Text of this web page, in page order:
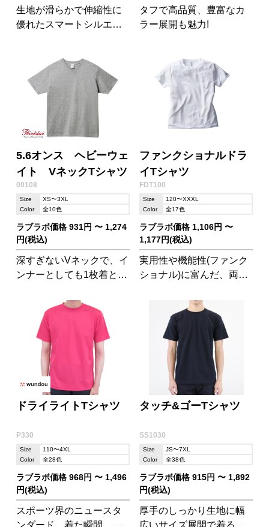
生地が滑らかで伸縮性に
優れたスマートシルエッ
タフで高品質、豊富なカ
ラー展開も魅力!
5.6オンス ヘビーウェ
イト VネックTシャツ
00108
Size
XS〜3XL
Color
全10色
ラブラボ価格 931円 〜 1,274
円(税込)
深すぎないVネックで、イ
ンナーとしても1枚着とし
厚すぎず薄すぎない生地
感も魅力です。
ファンクショナルドラ
イTシャツ
FDT100
Size
120〜XXXL
Color
全17色
ラブラボ価格 1,106円 〜
1,177円(税込)
実用性や機能性(ファンク
ショナル)に富んだ、両面
ドライライトTシャツ
P330
Size
110〜4XL
Color
全28色
ラブラボ価格 968円 〜 1,496
円(税込)
スポーツ界のニュースタ
ンダード。着た瞬間、心
タッチ&ゴーTシャツ
SS1030
Size
JS〜7XL
Color
全38色
ラブラボ価格 915円 〜 1,892
円(税込)
厚手のしっかり生地に幅
広いサイズ展開で着る人